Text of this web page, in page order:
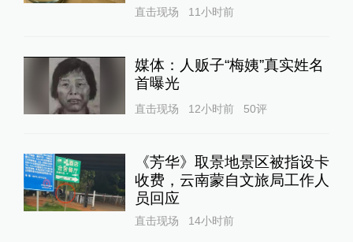
直击现场 11小时前
媒体：人贩子“梅姨”真实姓名
首曝光
直击现场 12小时前 50评
《芳华》取景地景区被指设卡
收费，云南蒙自文旅局工作人
员回应
直击现场 14小时前